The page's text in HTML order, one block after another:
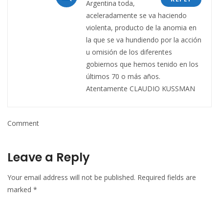
Argentina toda,
aceleradamente se va haciendo
violenta, producto de la anomia en
la que se va hundiendo por la acción
u omisión de los diferentes
gobiernos que hemos tenido en los
últimos 70 o más años.
Atentamente CLAUDIO KUSSMAN
Comment
Leave a Reply
Your email address will not be published. Required fields are
marked *